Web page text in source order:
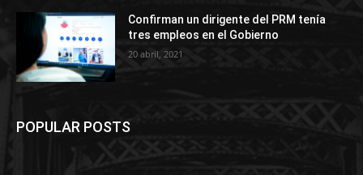
Confirman un dirigente del PRM tenía
tres empleos en el Gobierno
20 abril, 2021
POPULAR POSTS